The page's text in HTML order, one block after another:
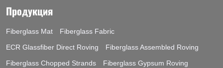
Продукция
Fiberglass Mat
Fiberglass Fabric
ECR Glassfiber Direct Roving
Fiberglass Assembled Roving
Fiberglass Chopped Strands
Fiberglass Gypsum Roving